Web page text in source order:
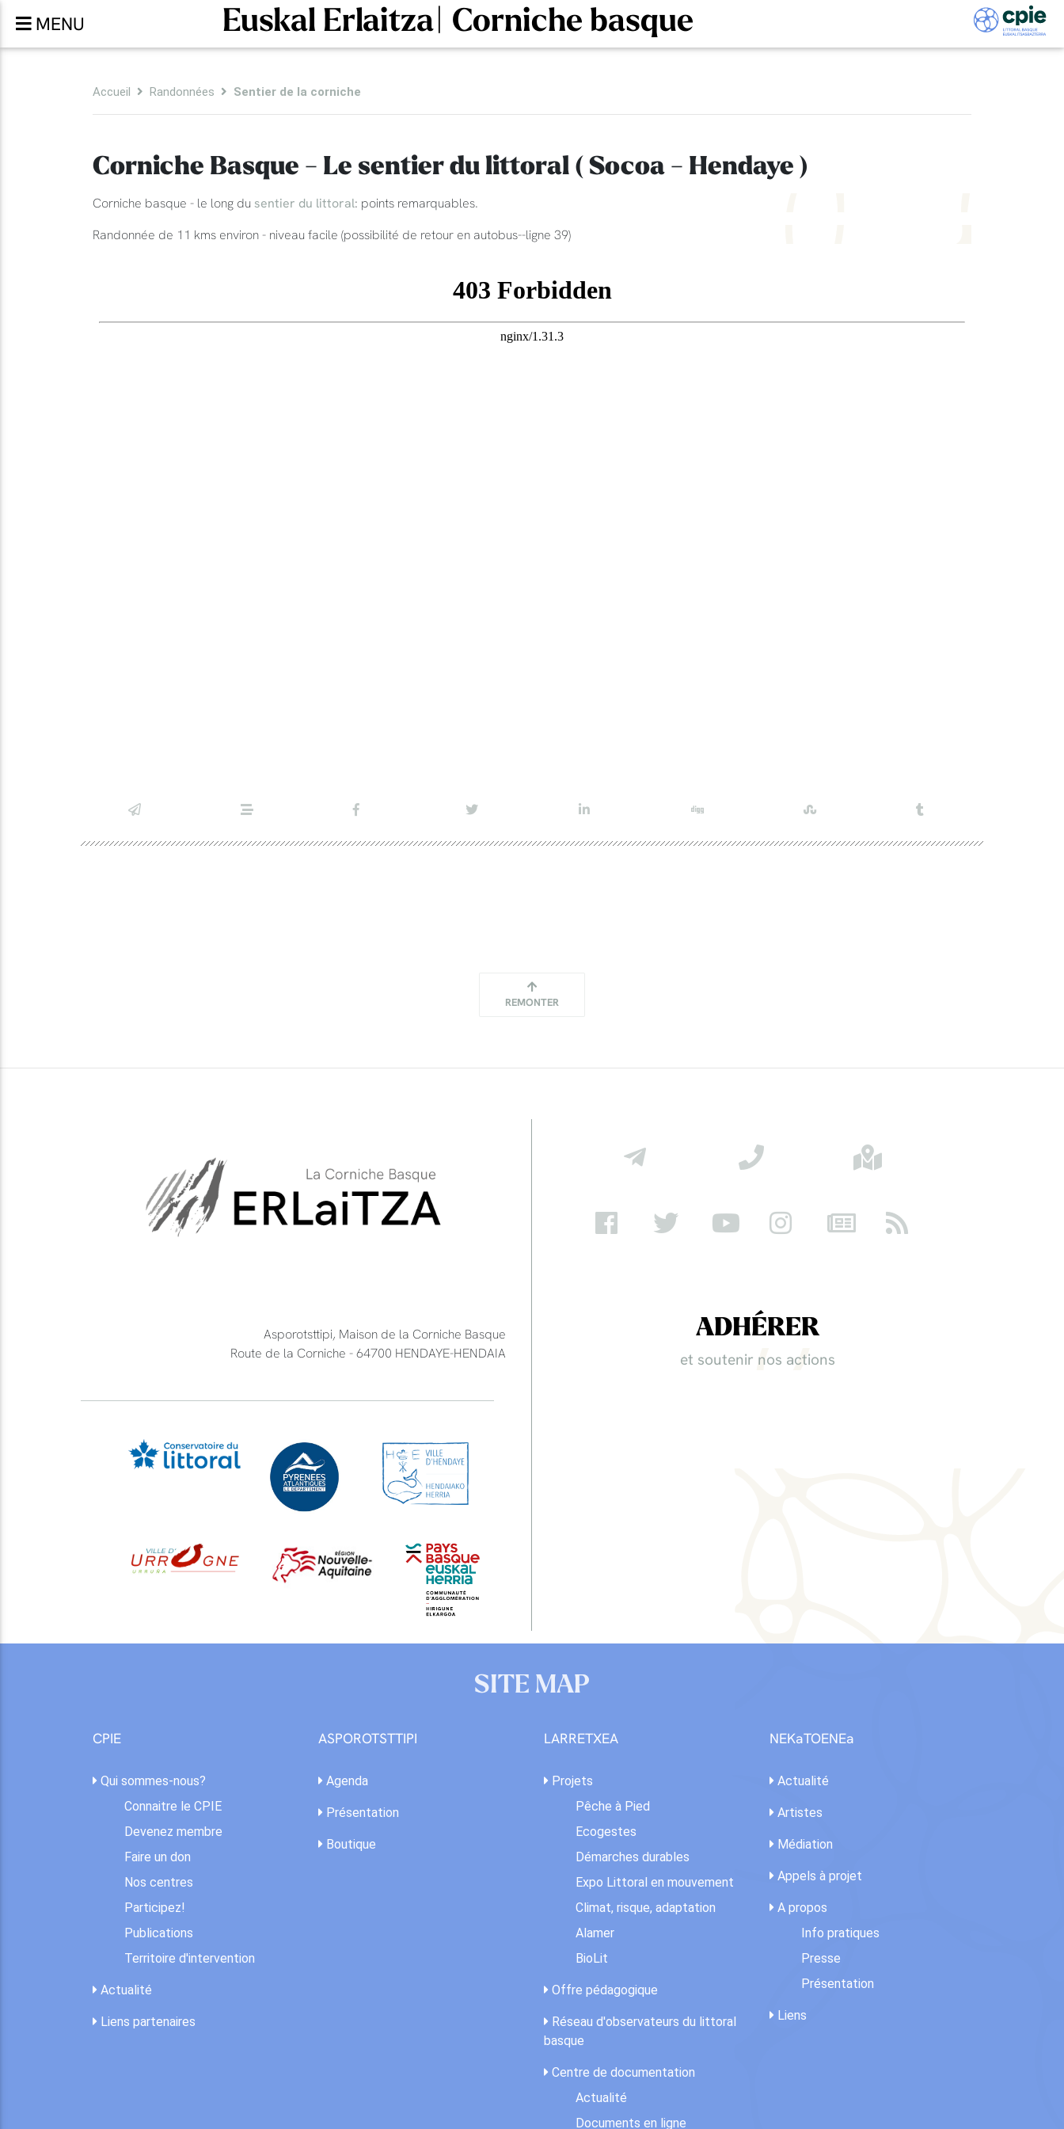
MENU Euskal Erlaitza| Corniche basque
Accueil Randonnées Sentier de la corniche
Corniche Basque - Le sentier du littoral ( Socoa - Hendaye )
Corniche basque - le long du sentier du littoral: points remarquables.
Randonnée de 11 kms environ - niveau facile (possibilité de retour en autobus--ligne 39)
REMONTER
Asporotsttipi, Maison de la Corniche Basque
Route de la Corniche - 64700 HENDAYE-HENDAIA
ADHÉRER
et soutenir nos actions
SITE MAP
CPIE
Qui sommes-nous?
Connaitre le CPIE
Devenez membre
Faire un don
Nos centres
Participez!
Publications
Territoire d'intervention
Actualité
Liens partenaires
ASPOROTSTTIPI
Agenda
Présentation
Boutique
LARRETXEA
Projets
Pêche à Pied
Ecogestes
Démarches durables
Expo Littoral en mouvement
Climat, risque, adaptation
Alamer
BioLit
Offre pédagogique
Réseau d'observateurs du littoral
basque
Centre de documentation
Actualité
Documents en ligne
NEKaTOENEa
Actualité
Artistes
Médiation
Appels à projet
A propos
Info pratiques
Presse
Présentation
Liens